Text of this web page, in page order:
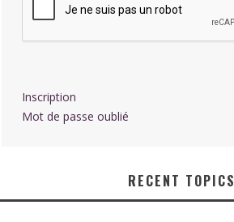
Inscription
Mot de passe oublié
RECENT TOPICS